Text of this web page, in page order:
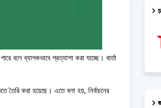
বলে ব্যাপকভাবে প্রত্যাশা করা যাচ্ছে। বার্তা
তৈরি করা হয়েছে। এতে বলা হয়, নির্বাচনের